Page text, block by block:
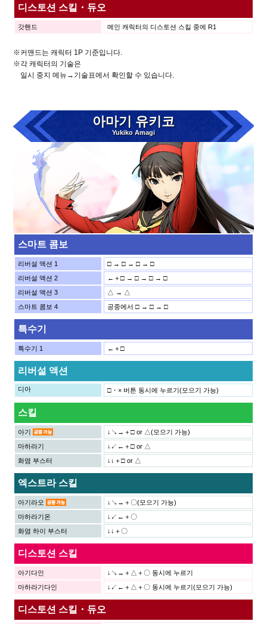
디스토션 스킬・듀오
갓핸드 메인 캐릭터의 디스토션 스킬 중에 R1
※커맨드는 캐릭터 1P 기준입니다.
※각 캐릭터의 기술은
일시 중지 메뉴→기술표에서 확인할 수 있습니다.
아마기 유키코
Yukiko Amagi
스마트 콤보
리버설 액션 1
□ → □ → □ → □
리버설 액션 2
←＋□ → □ → □ → □
리버설 액션 3
△ → △
스마트 콤보 4
공중에서 □ → □ → □
특수기
특수기 1 ←＋□
리버설 액션
디아 □・× 버튼 동시에 누르기(모으기 가능)
스킬
아기
↓↘→＋□ or △(모으기 가능)
마하라기
↓↙←＋□ or △
화염 부스터
↓↓＋□ or △
엑스트라 스킬
아기라오
↓↘→＋〇(모으기 가능)
마하라기온
↓↙←＋〇
화염 하이 부스터
↓↓＋〇
디스토션 스킬
아기다인
↓↘→＋△＋〇 동시에 누르기
마하라기다인
↓↙←＋△＋〇 동시에 누르기(모으기 가능)
디스토션 스킬・듀오